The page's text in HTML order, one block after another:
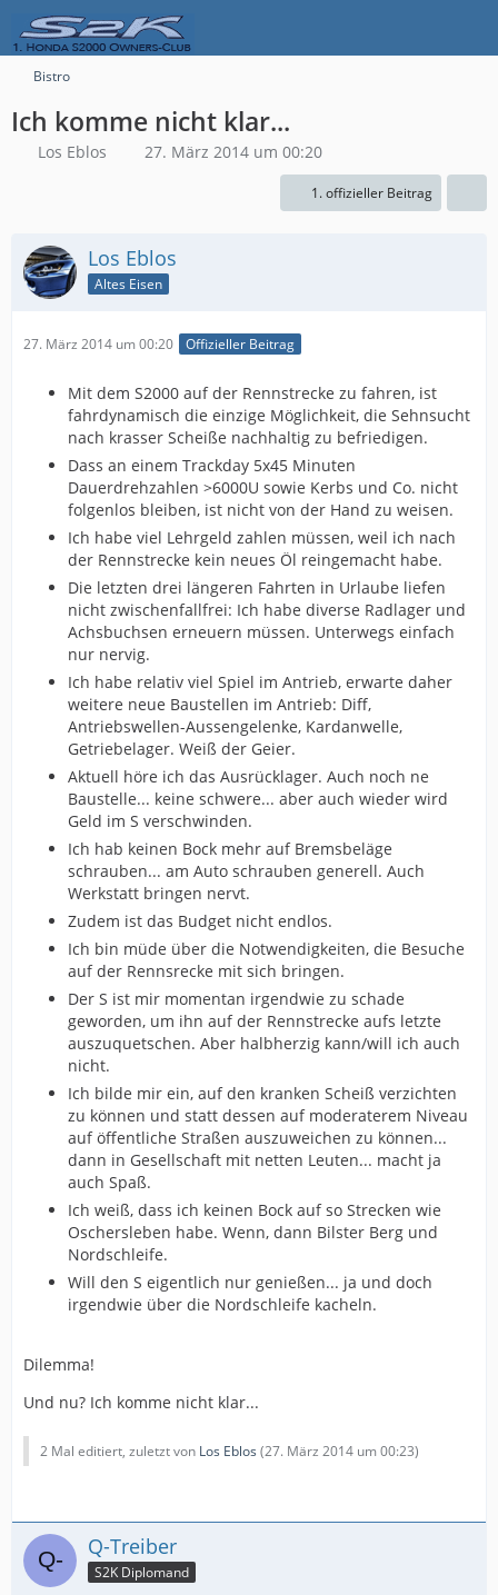
Bistro
Ich komme nicht klar...
Los Eblos 27. März 2014 um 00:20
1. offizieller Beitrag
Los Eblos
Altes Eisen
27. März 2014 um 00:20 Offizieller Beitrag
Mit dem S2000 auf der Rennstrecke zu fahren, ist
fahrdynamisch die einzige Möglichkeit, die Sehnsucht
nach krasser Scheiße nachhaltig zu befriedigen.
Dass an einem Trackday 5x45 Minuten
Dauerdrehzahlen >6000U sowie Kerbs und Co. nicht
folgenlos bleiben, ist nicht von der Hand zu weisen.
Ich habe viel Lehrgeld zahlen müssen, weil ich nach
der Rennstrecke kein neues Öl reingemacht habe.
Die letzten drei längeren Fahrten in Urlaube liefen
nicht zwischenfallfrei: Ich habe diverse Radlager und
Achsbuchsen erneuern müssen. Unterwegs einfach
nur nervig.
Ich habe relativ viel Spiel im Antrieb, erwarte daher
weitere neue Baustellen im Antrieb: Diff,
Antriebswellen-Aussengelenke, Kardanwelle,
Getriebelager. Weiß der Geier.
Aktuell höre ich das Ausrücklager. Auch noch ne
Baustelle... keine schwere... aber auch wieder wird
Geld im S verschwinden.
Ich hab keinen Bock mehr auf Bremsbeläge
schrauben... am Auto schrauben generell. Auch
Werkstatt bringen nervt.
Zudem ist das Budget nicht endlos.
Ich bin müde über die Notwendigkeiten, die Besuche
auf der Rennsrecke mit sich bringen.
Der S ist mir momentan irgendwie zu schade
geworden, um ihn auf der Rennstrecke aufs letzte
auszuquetschen. Aber halbherzig kann/will ich auch
nicht.
Ich bilde mir ein, auf den kranken Scheiß verzichten
zu können und statt dessen auf moderaterem Niveau
auf öffentliche Straßen auszuweichen zu können...
dann in Gesellschaft mit netten Leuten... macht ja
auch Spaß.
Ich weiß, dass ich keinen Bock auf so Strecken wie
Oschersleben habe. Wenn, dann Bilster Berg und
Nordschleife.
Will den S eigentlich nur genießen... ja und doch
irgendwie über die Nordschleife kacheln.
Dilemma!
Und nu? Ich komme nicht klar...
2 Mal editiert, zuletzt von Los Eblos (27. März 2014 um 00:23)
Q-Treiber
S2K Diplomand